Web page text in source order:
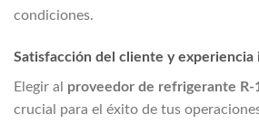
condiciones.
Satisfacción del cliente y experiencia
Elegir al proveedor de refrigerante R-
crucial para el éxito de tus